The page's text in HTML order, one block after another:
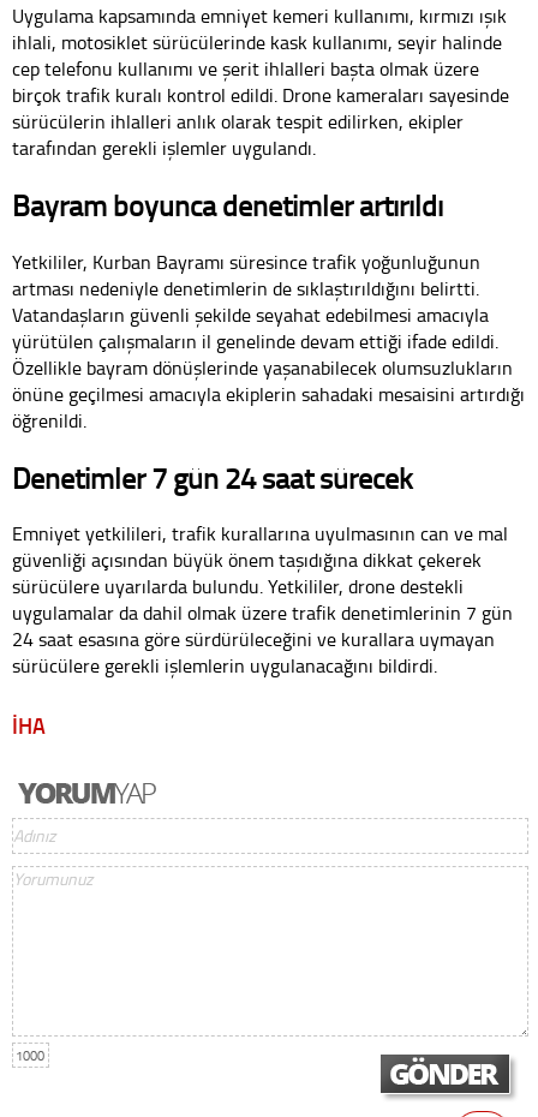
Uygulama kapsamında emniyet kemeri kullanımı, kırmızı ışık
ihlali, motosiklet sürücülerinde kask kullanımı, seyir halinde
cep telefonu kullanımı ve şerit ihlalleri başta olmak üzere
birçok trafik kuralı kontrol edildi. Drone kameraları sayesinde
sürücülerin ihlalleri anlık olarak tespit edilirken, ekipler
tarafından gerekli işlemler uygulandı.
Bayram boyunca denetimler artırıldı
Yetkililer, Kurban Bayramı süresince trafik yoğunluğunun
artması nedeniyle denetimlerin de sıklaştırıldığını belirtti.
Vatandaşların güvenli şekilde seyahat edebilmesi amacıyla
yürütülen çalışmaların il genelinde devam ettiği ifade edildi.
Özellikle bayram dönüşlerinde yaşanabilecek olumsuzlukların
önüne geçilmesi amacıyla ekiplerin sahadaki mesaisini artırdığı
öğrenildi.
Denetimler 7 gün 24 saat sürecek
Emniyet yetkilileri, trafik kurallarına uyulmasının can ve mal
güvenliği açısından büyük önem taşıdığına dikkat çekerek
sürücülere uyarılarda bulundu. Yetkililer, drone destekli
uygulamalar da dahil olmak üzere trafik denetimlerinin 7 gün
24 saat esasına göre sürdürüleceğini ve kurallara uymayan
sürücülere gerekli işlemlerin uygulanacağını bildirdi.
İHA
1000